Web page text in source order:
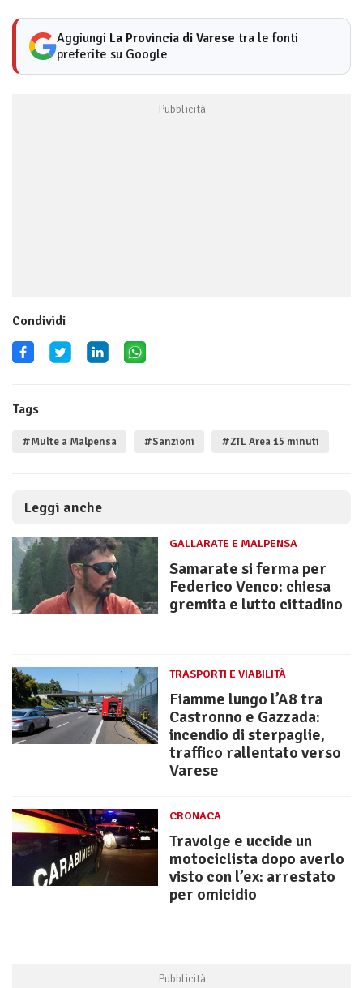
Aggiungi La Provincia di Varese tra le fonti
preferite su Google
Condividi
Tags
#Multe a Malpensa #Sanzioni #ZTL Area 15 minuti
Leggi anche
GALLARATE E MALPENSA
Samarate si ferma per
Federico Venco: chiesa
gremita e lutto cittadino
TRASPORTI E VIABILITÀ
Fiamme lungo l’A8 tra
Castronno e Gazzada:
incendio di sterpaglie,
traffico rallentato verso
Varese
CRONACA
Travolge e uccide un
motociclista dopo averlo
visto con l’ex: arrestato
per omicidio